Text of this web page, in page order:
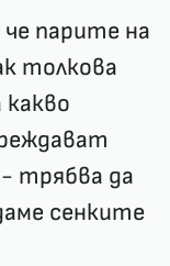
парите на
толкова
трябва да
сенките